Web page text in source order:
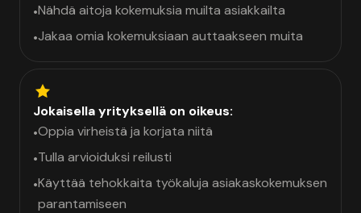
•Nähdä aitoja kokemuksia muilta asiakkailta
•Jakaa omia kokemuksiaan auttaakseen muita
Jokaisella yrityksellä on oikeus:
•Oppia virheistä ja korjata niitä
•Tulla arvioiduksi reilusti
•Käyttää tehokkaita työkaluja asiakaskokemuksen
parantamiseen